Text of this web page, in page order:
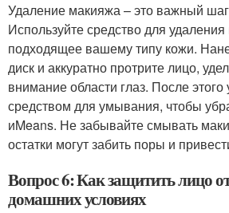
Удаление макияжа – это важный
Используйте средство для
подходящее вашему типу кожи.
диск и аккуратно протрите лицо,
внимание области глаз. После
средством для умывания, чтобы
иMeans. Не забывайте смывать
остатки могут забить поры и
Вопрос 6: Как защитить лицо
домашних условиях